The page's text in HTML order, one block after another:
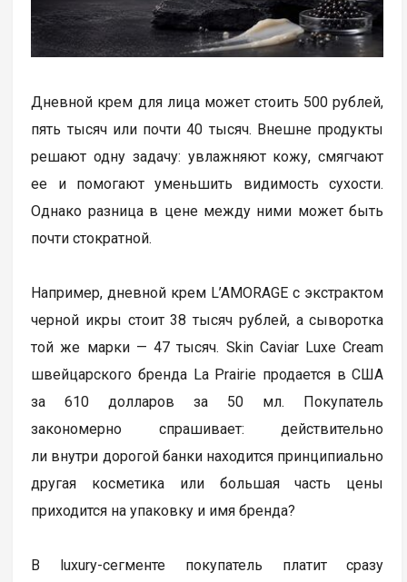
Дневной крем для лица может стоить 500 рублей,
пять тысяч или почти 40 тысяч. Внешне продукты
решают одну задачу: увлажняют кожу, смягчают
ее и помогают уменьшить видимость сухости.
Однако разница в цене между ними может быть
почти стократной.
Например, дневной крем L’AMORAGE с экстрактом
черной икры стоит 38 тысяч рублей, а сыворотка
той же марки — 47 тысяч. Skin Caviar Luxe Cream
швейцарского бренда La Prairie продается в США
за 610 долларов за 50 мл. Покупатель
закономерно спрашивает: действительно
ли внутри дорогой банки находится принципиально
другая косметика или большая часть цены
приходится на упаковку и имя бренда?
В luxury-сегменте покупатель платит сразу